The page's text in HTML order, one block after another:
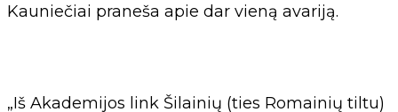
Kauniečiai praneša apie dar vieną avariją.
„Iš Akademijos link Šilainių (ties Romainių tiltu)